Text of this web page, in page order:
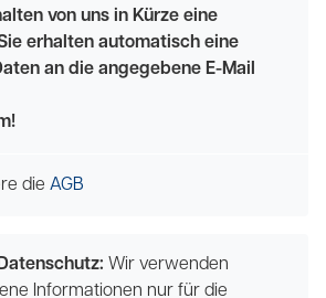
von uns in Kürze eine
erhalten automatisch eine
an die angegebene E-Mail
die AGB
Wir verwenden
Informationen nur für die